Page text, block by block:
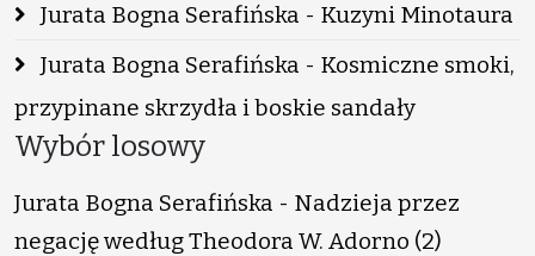
Jurata Bogna Serafińska - Kuzyni Minotaura
Jurata Bogna Serafińska - Kosmiczne smoki,
przypinane skrzydła i boskie sandały
Wybór losowy
Jurata Bogna Serafińska - Nadzieja przez
negację według Theodora W. Adorno (2)